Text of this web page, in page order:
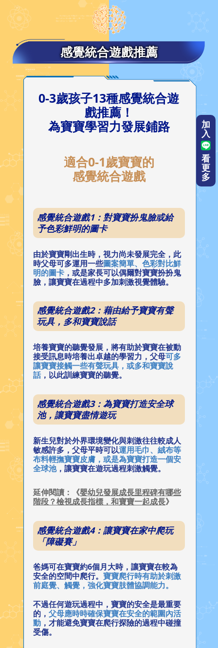
感覺統合遊戲推薦
0-3歲孩子13種感覺統合遊
戲推薦！
為寶寶學習力發展鋪路
適合0-1歲寶寶的
感覺統合遊戲
感覺統合遊戲1：對寶寶扮鬼臉或給
予色彩鮮明的圖卡
由於寶寶剛出生時，視力尚未發展完全，此
時父母可多運用一些圖案簡單、色彩對比鮮
明的圖卡 ，或是家長可以偶爾對寶寶扮扮鬼
臉，讓寶寶在過程中多加刺激視覺體驗。
感覺統合遊戲2：藉由給予寶寶有聲
玩具，多和寶寶說話
培養寶寶的聽覺發展，將有助於寶寶在被動
接受訊息時培養出卓越的學習力，父母可多
讓寶寶接觸一些有聲玩具，或多和寶寶說
話，以此訓練寶寶的聽覺。
感覺統合遊戲3：為寶寶打造安全球
池，讓寶寶盡情遊玩
新生兒對於外界環境變化與刺激往往較成人
敏感許多，父母平時可以運用毛巾、絨布等
布料輕撫寶寶皮膚，或是為寶寶打造一個安
全球池，讓寶寶在遊玩過程刺激觸覺。
延伸閱讀：《嬰幼兒發展成長里程碑有哪些
階段？檢視成長指標，和寶寶一起成長》
感覺統合遊戲4：讓寶寶在家中爬玩
「障礙賽」
爸媽可在寶寶約6個月大時，讓寶寶在較為
安全的空間中爬行。 寶寶爬行時有助於刺激
前庭覺、觸覺，強化寶寶肢體協調能力。
不過任何遊玩過程中，寶寶的安全是最重要
的， 父母應時時確保寶寶在安全的範圍內活
動 ，才能避免寶寶在爬行探險的過程中碰撞
受傷。
加
入
看
更
多